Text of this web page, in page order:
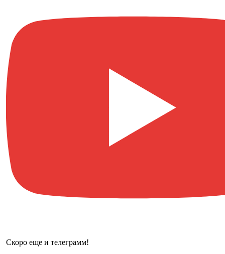
Скоро еще и телеграмм!